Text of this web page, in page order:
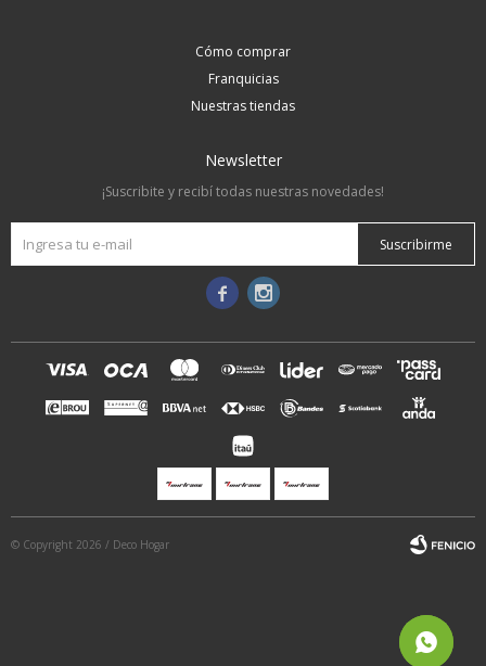
Cómo comprar
Franquicias
Nuestras tiendas
Newsletter
¡Suscribite y recibí todas nuestras novedades!
Suscribirme
 
© Copyright 2026 / Deco Hogar